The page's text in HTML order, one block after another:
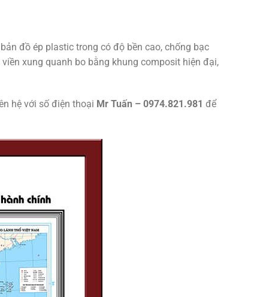
đồ ép plastic trong có độ bền cao, chống bạc
xung quanh bo bằng khung composit hiện đại,
hệ với số điện thoại Mr Tuấn – 0974.821.981 để